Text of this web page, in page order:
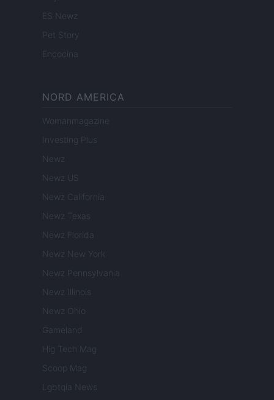
ES Newz
Pet Story
Encocina
NORD AMERICA
Womanmagazine
Investing Plus
Newz
Newz US
Newz California
Newz Texas
Newz Florida
Newz New York
Newz Pennsylvania
Newz Illinois
Newz Ohio
Gameland
Hig Tech Mag
Scoop Mag
Lgbtqia News